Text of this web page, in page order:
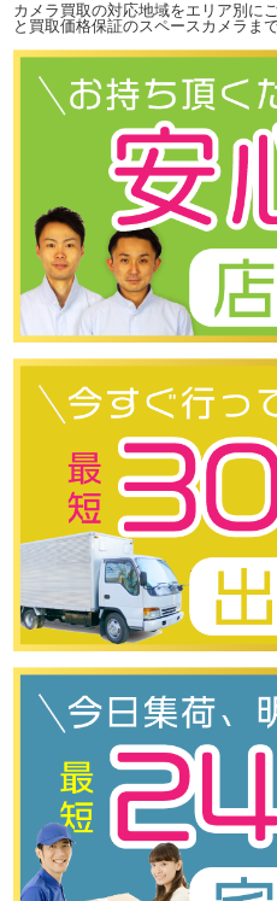
カメラ買取の対応地域をエリア別に
と買取価格保証のスペースカメラまで